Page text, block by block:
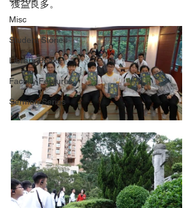
Misc
Student Stories
Library Books
Faculty Features
Sermon Series
獲益良多。